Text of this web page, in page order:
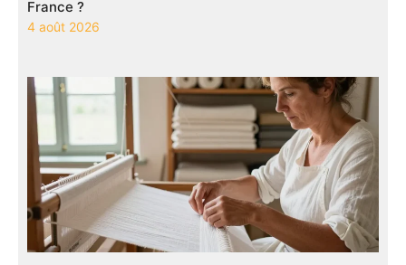
France ?
4 août 2026